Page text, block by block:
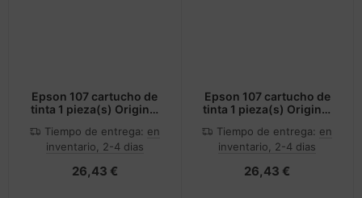
Epson 107 cartucho de
tinta 1 pieza(s) Original
Tiempo de entrega: en
inventario, 2-4 dias
26,43 €
Epson 107 cartucho de
tinta 1 pieza(s) Original
Tiempo de entrega: en
inventario, 2-4 dias
26,43 €